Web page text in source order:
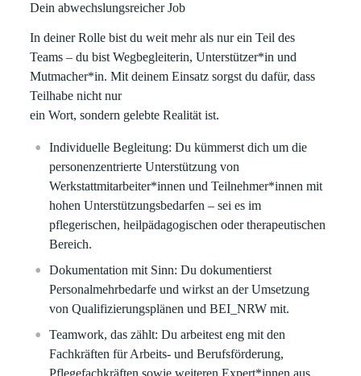
Dein abwechslungsreicher Job
In deiner Rolle bist du weit mehr als nur ein Teil des
Teams – du bist Wegbegleiterin, Unterstützer*in und
Mutmacher*in. Mit deinem Einsatz sorgst du dafür, dass
Teilhabe nicht nur
ein Wort, sondern gelebte Realität ist.
Individuelle Begleitung: Du kümmerst dich um die
personenzentrierte Unterstützung von
Werkstattmitarbeiter*innen und Teilnehmer*innen mit
hohen Unterstützungsbedarfen – sei es im
pflegerischen, heilpädagogischen oder therapeutischen
Bereich.
Dokumentation mit Sinn: Du dokumentierst
Personalmehrbedarfe und wirkst an der Umsetzung
von Qualifizierungsplänen und BEI_NRW mit.
Teamwork, das zählt: Du arbeitest eng mit den
Fachkräften für Arbeits- und Berufsförderung,
Pflegefachkräften sowie weiteren Expert*innen aus